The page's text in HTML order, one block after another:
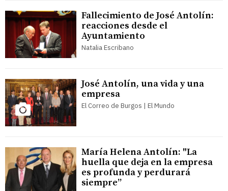
Fallecimiento de José Antolín:
reacciones desde el
Ayuntamiento
Natalia Escribano
José Antolín, una vida y una
empresa
El Correo de Burgos | El Mundo
María Helena Antolín: "La
huella que deja en la empresa
es profunda y perdurará
siempre”